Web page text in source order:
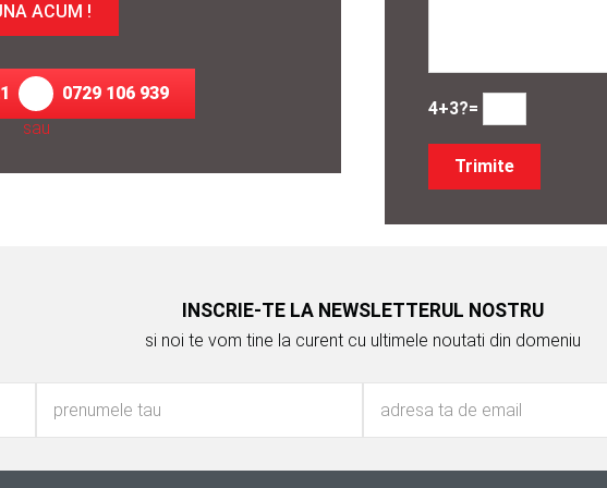
ACUM !
sau
0729 106 939
4+3?=
INSCRIE-TE LA NEWSLETTERUL NOSTRU
si noi te vom tine la curent cu ultimele noutati din domeniu